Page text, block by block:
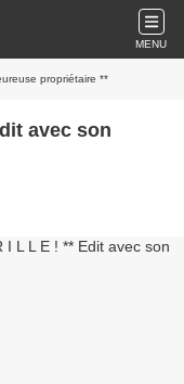
MENU
propriétaire **
avec son